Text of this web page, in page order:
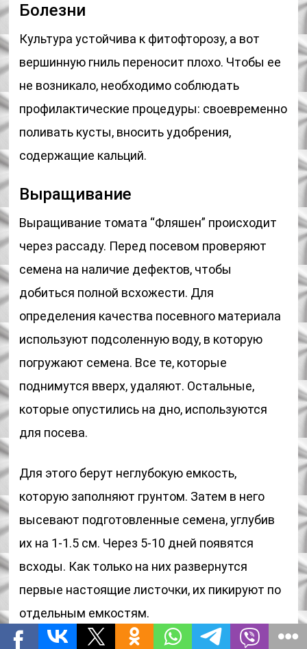
Болезни
Культура устойчива к фитофторозу, а вот
вершинную гниль переносит плохо. Чтобы ее
не возникало, необходимо соблюдать
профилактические процедуры: своевременно
поливать кусты, вносить удобрения,
содержащие кальций.
Выращивание
Выращивание томата “Фляшен” происходит
через рассаду. Перед посевом проверяют
семена на наличие дефектов, чтобы
добиться полной всхожести. Для
определения качества посевного материала
используют подсоленную воду, в которую
погружают семена. Все те, которые
поднимутся вверх, удаляют. Остальные,
которые опустились на дно, используются
для посева.
Для этого берут неглубокую емкость,
которую заполняют грунтом. Затем в него
высевают подготовленные семена, углубив
их на 1-1.5 см. Через 5-10 дней появятся
всходы. Как только на них развернутся
первые настоящие листочки, их пикируют по
отдельным емкостям.